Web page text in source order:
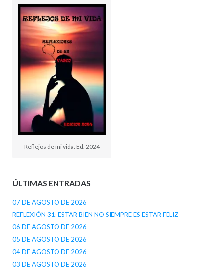
Reflejos de mi vida. Ed. 2024
ÚLTIMAS ENTRADAS
07 DE AGOSTO DE 2026
REFLEXIÓN 31: ESTAR BIEN NO SIEMPRE ES ESTAR FELIZ
06 DE AGOSTO DE 2026
05 DE AGOSTO DE 2026
04 DE AGOSTO DE 2026
03 DE AGOSTO DE 2026